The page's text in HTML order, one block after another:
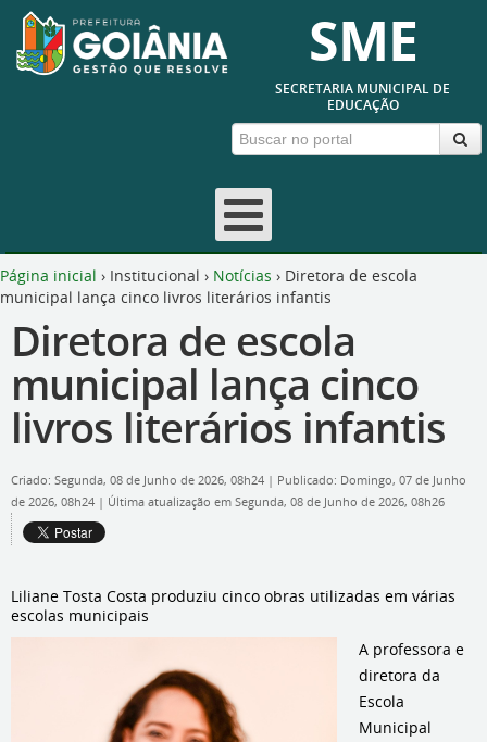
SME
SECRETARIA MUNICIPAL DE
EDUCAÇÃO
Página inicial › Institucional › Notícias › Diretora de escola
municipal lança cinco livros literários infantis
Diretora de escola
municipal lança cinco
livros literários infantis
Criado: Segunda, 08 de Junho de 2026, 08h24 | Publicado: Domingo, 07 de Junho
de 2026, 08h24 | Última atualização em Segunda, 08 de Junho de 2026, 08h26
Liliane Tosta Costa produziu cinco obras utilizadas em várias
escolas municipais
A professora e
diretora da
Escola
Municipal